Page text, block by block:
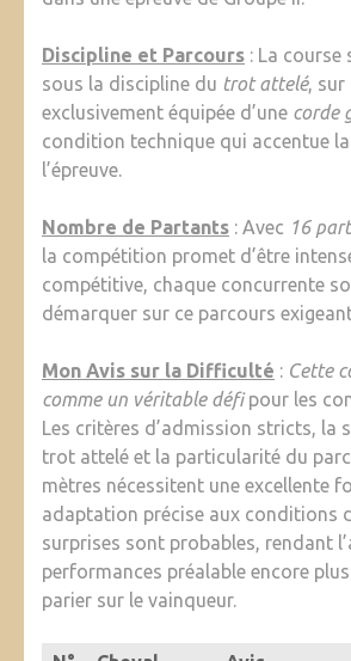
Discipline et Parcours : La course
sous la discipline du trot attelé, sur
exclusivement équipée d’une corde
condition technique qui accentue
l’épreuve.
Nombre de Partants : Avec 16
la compétition promet d’être
compétitive, chaque concurrente
démarquer sur ce parcours
Mon Avis sur la Difficulté : Cette
comme un véritable défipour les
Les critères d’admission stricts, la
trot attelé et la particularité du
mètres nécessitent une excellente
adaptation précise aux conditions
surprises sont probables, rendant
performances préalable encore
parier sur le vainqueur.